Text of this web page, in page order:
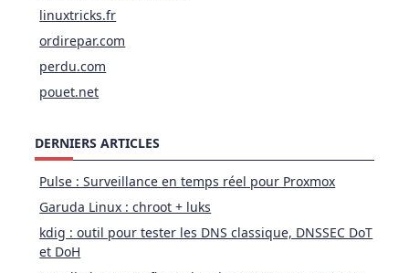
linuxtricks.fr
ordirepar.com
perdu.com
pouet.net
DERNIERS ARTICLES
Pulse : Surveillance en temps réel pour Proxmox
Garuda Linux : chroot + luks
kdig : outil pour tester les DNS classique, DNSSEC DoT
et DoH